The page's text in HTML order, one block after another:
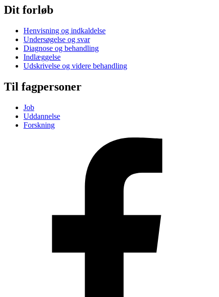
Dit forløb
Henvisning og indkaldelse
Undersøgelse og svar
Diagnose og behandling
Indlæggelse
Udskrivelse og videre behandling
Til fagpersoner
Job
Uddannelse
Forskning